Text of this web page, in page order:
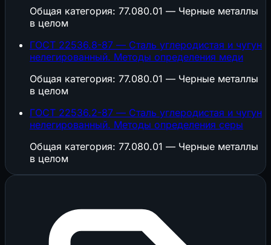
Общая категория: 77.080.01 — Черные металлы
в целом
ГОСТ 22536.8-87 — Сталь углеродистая и чугун
нелегированный. Методы определения меди
Общая категория: 77.080.01 — Черные металлы
в целом
ГОСТ 22536.2-87 — Сталь углеродистая и чугун
нелегированный. Методы определения серы
Общая категория: 77.080.01 — Черные металлы
в целом